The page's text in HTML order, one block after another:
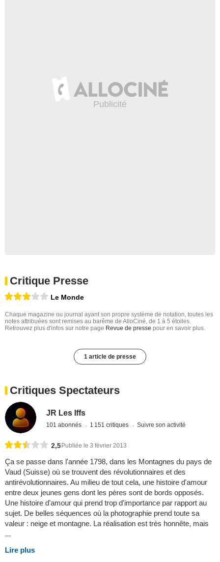
Critique Presse
Le Monde
Chaque magazine ou journal ayant son propre système de notation, toutes les
notes attribuées sont remises au barême de AlloCiné, de 1 à 5 étoiles.
Retrouvez plus d'infos sur notre page Revue de presse pour en savoir plus.
1 article de presse
Critiques Spectateurs
JR Les Iffs
101 abonnés 1 151 critiques Suivre son activité
2,5Publiée le 3 février 2013
Ça se passe dans l'année 1798, dans les Montagnes du pays de
Vaud (Suisse) où se trouvent des révolutionnaires et des
antirévolutionnaires. Au milieu de tout cela, une histoire d'amour
entre deux jeunes gens dont les pères sont de bords opposés.
Une histoire d'amour qui prend trop d'importance par rapport au
sujet. De belles séquences où la photographie prend toute sa
valeur : neige et montagne. La réalisation est très honnête, mais
...
Lire plus